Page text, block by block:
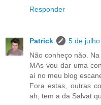
Responder
Patrick
5 de
Não conheço não.
MAs vou dar uma
aí no meu blog
Fora estas, outras
ah, tem a da Salvat